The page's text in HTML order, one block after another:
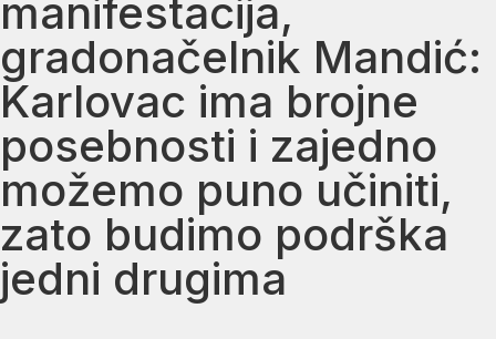
manifestacija,
gradonačelnik Mandić:
Karlovac ima brojne
posebnosti i zajedno
možemo puno učiniti,
zato budimo podrška
jedni drugima